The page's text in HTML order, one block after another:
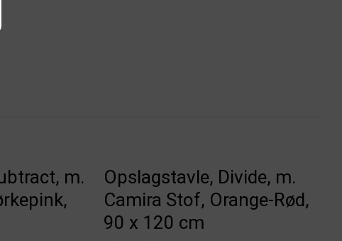
m.
Opslagstavle, Divide, m.
Camira Stof, Orange-Rød,
90 x 120 cm